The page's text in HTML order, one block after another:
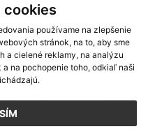
cookies
používame na zlepšenie
stránok, na to, aby sme
a cielené reklamy, na analýzu
na pochopenie toho, odkiaľ naši
informácií s využitím RSS
2,Mapa stránok,web portál
domény,registrácia domény
07.08.2026